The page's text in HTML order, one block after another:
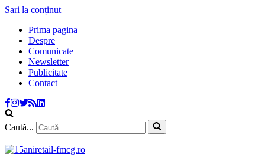
Sari la conținut
Prima pagina
Despre
Comunicate
Newsletter
Publicitate
Contact
Caută...